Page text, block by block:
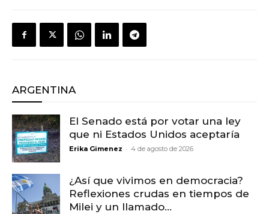
ARGENTINA
El Senado está por votar una ley
que ni Estados Unidos aceptaría
Erika Gimenez - 4 de agosto de 2026
¿Así que vivimos en democracia?
Reflexiones crudas en tiempos de
Milei y un llamado...